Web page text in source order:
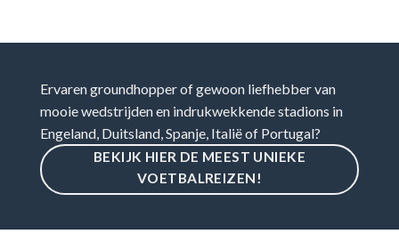
Ervaren groundhopper of gewoon liefhebber van
mooie wedstrijden en indrukwekkende stadions in
Engeland, Duitsland, Spanje, Italië of Portugal?
BEKIJK HIER DE MEEST UNIEKE
VOETBALREIZEN!